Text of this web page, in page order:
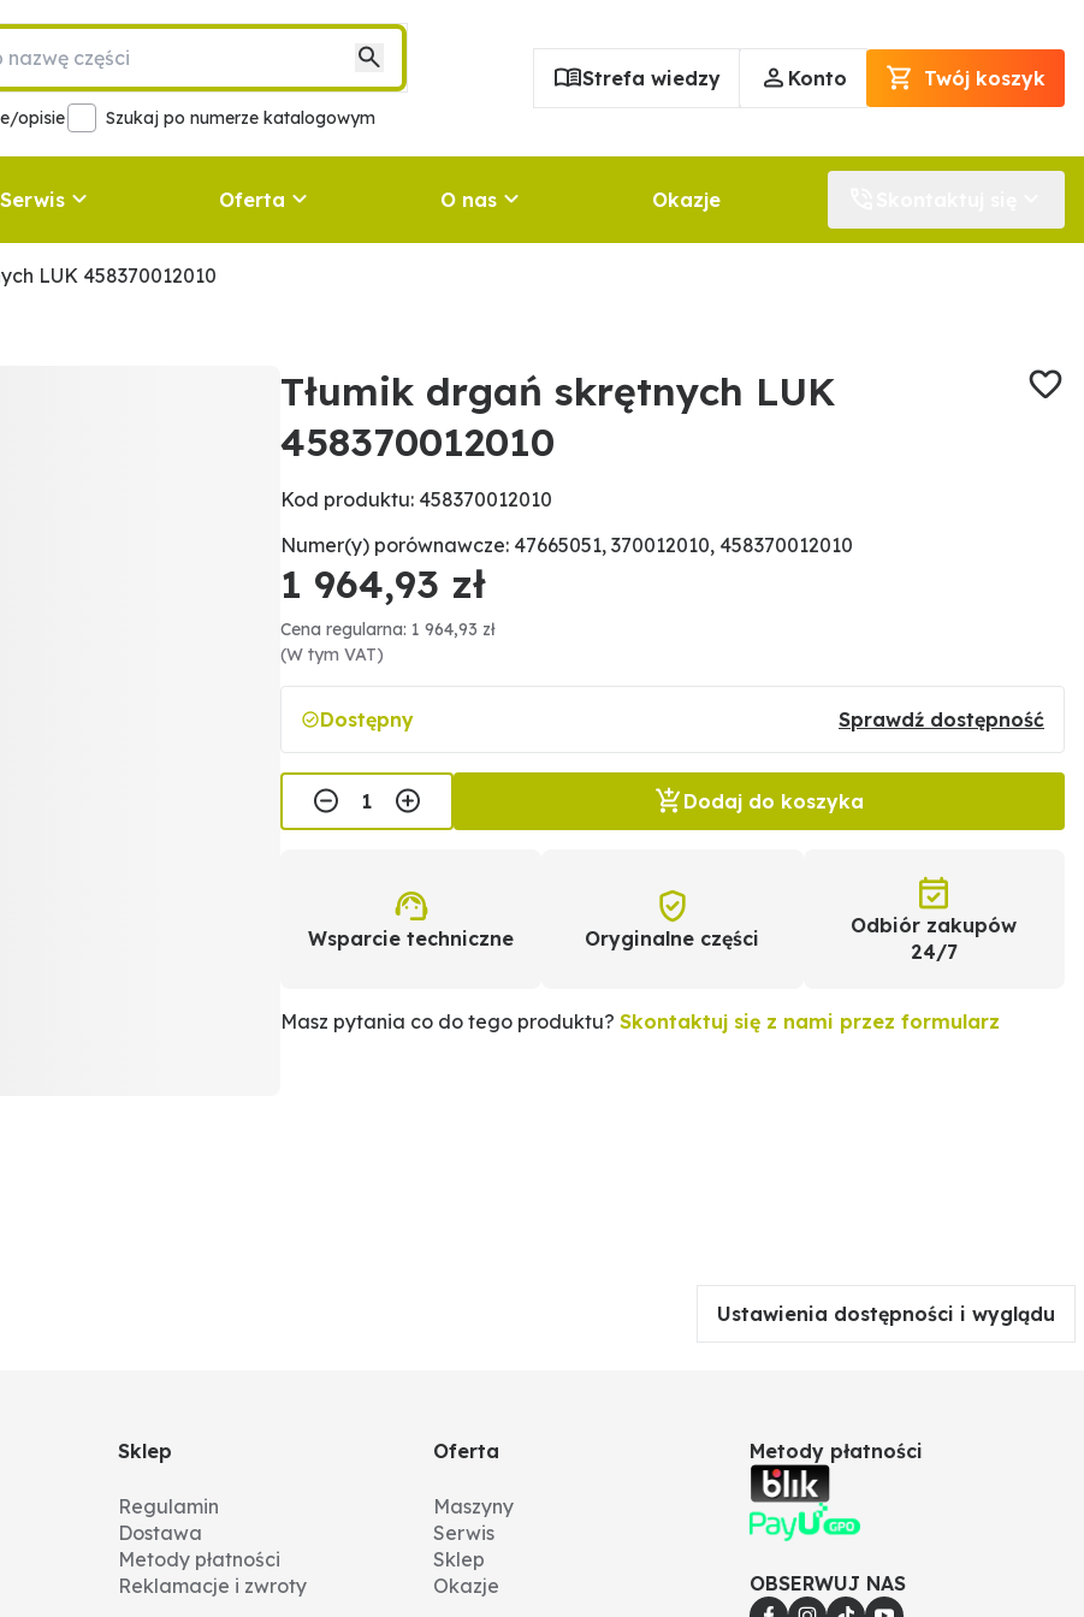
opisie Szukaj po numerze katalogowym
Strefa wiedzy Konto Twój koszyk
Serwis Oferta O nas Okazje
LUK 458370012010
Tłumik drgań skrętnych LUK
458370012010
Kod produktu: 458370012010
Numer(y) porównawcze: 47665051, 370012010, 458370012010
1 964,93 zł
Cena regularna: 1 964,93 zł
(W tym VAT)
Dostępny Sprawdź dostępność
Dodaj do koszyka
Wsparcie techniczne Oryginalne części
Odbiór zakupów
24/7
Masz pytania co do tego produktu? Skontaktuj się z nami przez formularz
Ustawienia dostępności i wyglądu
Sklep
Regulamin
Dostawa
Metody płatności
Reklamacje i zwroty
Oferta
Maszyny
Serwis
Sklep
Okazje
Metody płatności
OBSERWUJ NAS